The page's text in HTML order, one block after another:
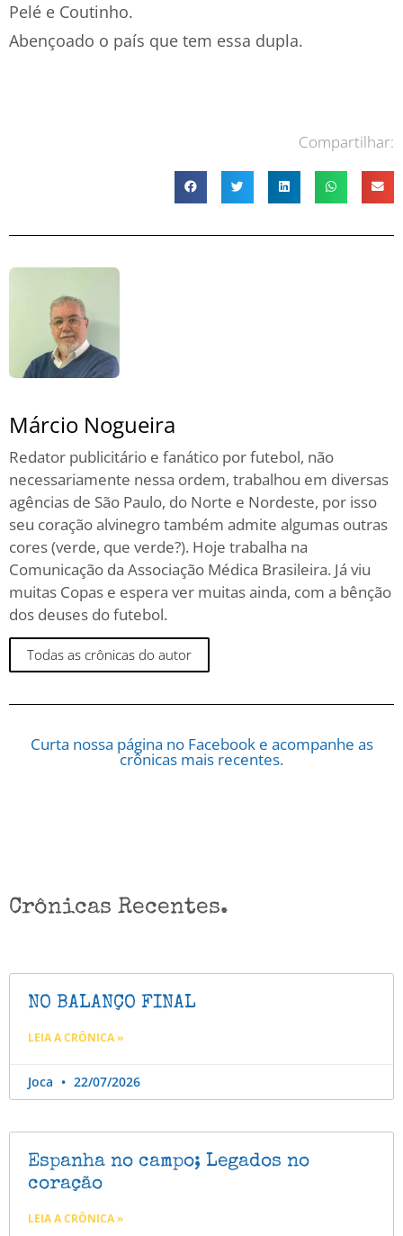
Pelé e Coutinho.
Abençoado o país que tem essa dupla.
Compartilhar:
Márcio Nogueira
Redator publicitário e fanático por futebol, não
necessariamente nessa ordem, trabalhou em diversas
agências de São Paulo, do Norte e Nordeste, por isso
seu coração alvinegro também admite algumas outras
cores (verde, que verde?). Hoje trabalha na
Comunicação da Associação Médica Brasileira. Já viu
muitas Copas e espera ver muitas ainda, com a bênção
dos deuses do futebol.
Todas as crônicas do autor
Curta nossa página no Facebook e acompanhe as
crônicas mais recentes.
Crônicas Recentes.
NO BALANÇO FINAL
LEIA A CRÔNICA »
Joca 22/07/2026
Espanha no campo; Legados no
coração
LEIA A CRÔNICA »